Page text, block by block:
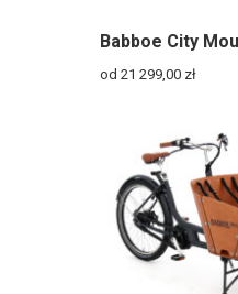
Babboe City
od 21 299,00 zł